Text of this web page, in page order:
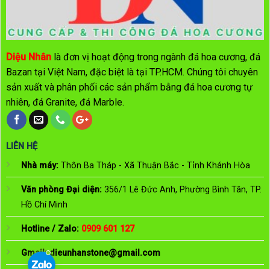
Diệu Nhânlà đơn vị hoạt động trong ngành đá hoa cương, đá
Bazan tại Việt Nam, đặc biệt là tại TP.HCM. Chúng tôi chuyên
sản xuất và phân phối các sản phẩm bằng đá hoa cương tự
nhiên, đá Granite, đá Marble.
LIÊN HỆ
Nhà máy:Thôn Ba Tháp - Xã Thuận Bắc - Tỉnh Khánh Hòa
Văn phòng Đại diện:356/1 Lê Đức Anh, Phường Bình Tân, TP.
Hồ Chí Minh
Hotline / Zalo: 0909 601 127
Gmail: dieunhanstone@gmail.com